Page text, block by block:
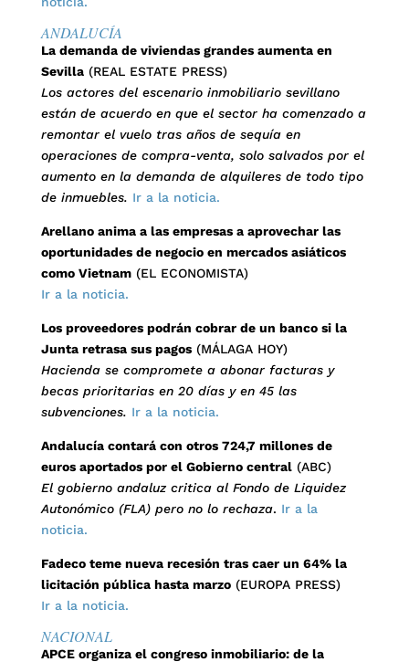
ANDALUCÍA
La demanda de viviendas grandes aumenta en
Sevilla(REAL ESTATE PRESS)
Los actores del escenario inmobiliario sevillano
están de acuerdo en que el sector ha comenzado a
remontar el vuelo tras años de sequía en
operaciones de compra-venta, solo salvados por el
aumento en la demanda de alquileres de todo tipo
de inmuebles. Ir a la noticia.
Arellano anima a las empresas a aprovechar las
oportunidades de negocio en mercados asiáticos
como Vietnam(EL ECONOMISTA)
Ir a la noticia.
Los proveedores podrán cobrar de un banco si la
Junta retrasa sus pagos(MÁLAGA HOY)
Hacienda se compromete a abonar facturas y
becas prioritarias en 20 días y en 45 las
subvenciones. Ir a la noticia.
Andalucía contará con otros 724,7 millones de
euros aportados por el Gobierno central(ABC)
El gobierno andaluz critica al Fondo de Liquidez
Autonómico (FLA) pero no lo rechaza. Ir a la
noticia.
Fadeco teme nueva recesión tras caer un 64% la
licitación pública hasta marzo(EUROPA PRESS)
Ir a la noticia.
NACIONAL
APCE organiza el congreso inmobiliario: de la